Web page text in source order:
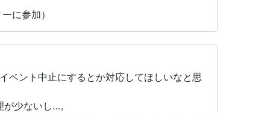
に参加）
ベント中止にするとか対応してほしいなと思
少ないし…。